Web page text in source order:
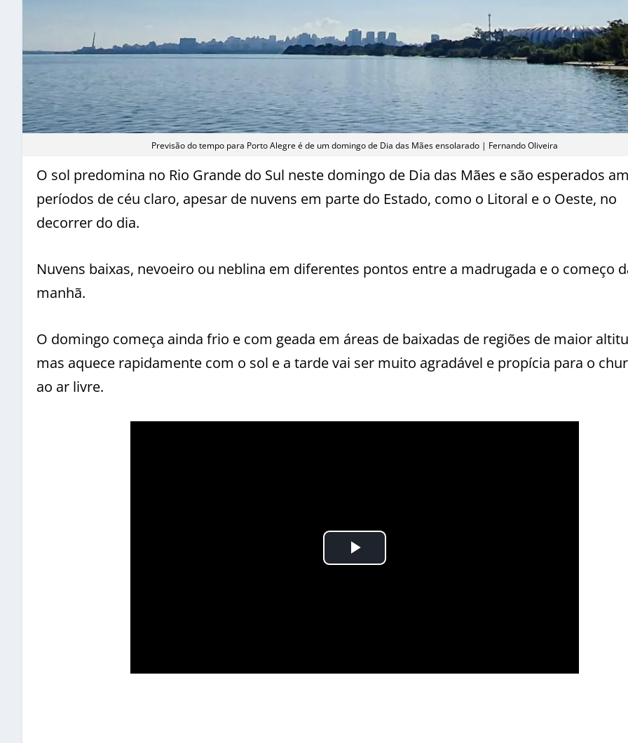
Previsão do tempo para Porto Alegre é de um domingo de Dia das Mães ensolarado | Fernando Oliveira
O sol predomina no Rio Grande do Sul neste domingo de Dia das Mães e são esperados
períodos de céu claro, apesar de nuvens em parte do Estado, como o Litoral e o Oeste, no
decorrer do dia.
Nuvens baixas, nevoeiro ou neblina em diferentes pontos entre a madrugada e o começo
manhã.
O domingo começa ainda frio e com geada em áreas de baixadas de regiões de maior
mas aquece rapidamente com o sol e a tarde vai ser muito agradável e propícia para o
ao ar livre.